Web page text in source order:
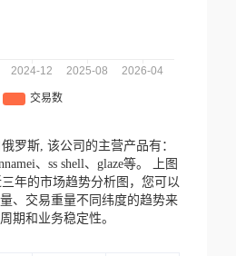
罗斯, 该公司的主营产品有：
、ss shell、glaze等。
上图
年的市场趋势分析图，您可以
、交易重量不同纬度的趋势来
期和业务稳定性。